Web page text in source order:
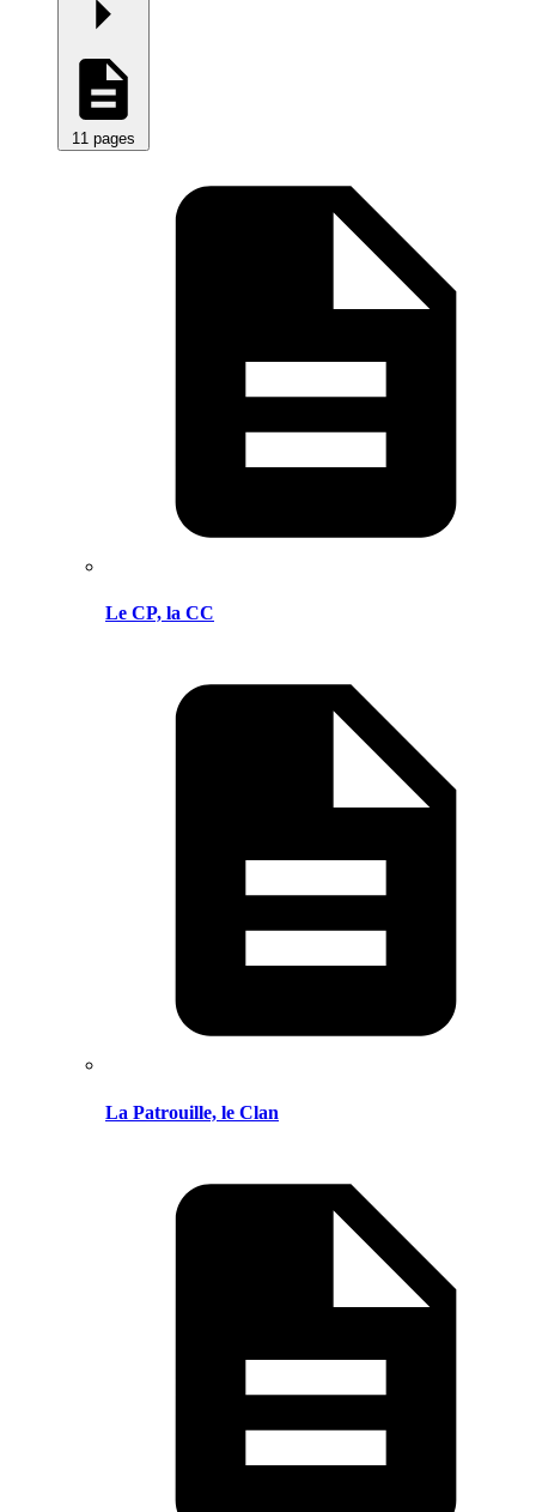
11 pages
Le CP, la CC
La Patrouille, le Clan